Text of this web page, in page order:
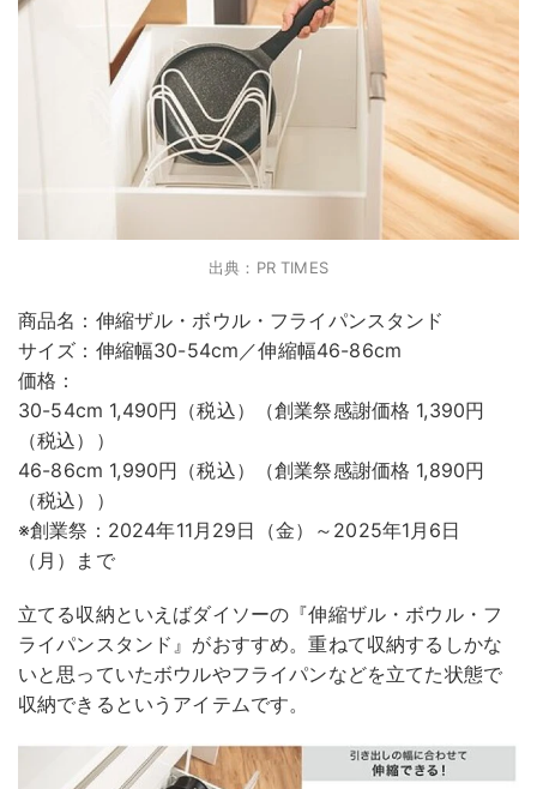
出典：PR TIMES
商品名：伸縮ザル・ボウル・フライパンスタンド
サイズ：伸縮幅30-54cm／伸縮幅46-86cm
価格：
30-54cm 1,490円（税込）（創業祭感謝価格 1,390円
（税込））
46-86cm 1,990円（税込）（創業祭感謝価格 1,890円
（税込））
※創業祭：2024年11月29日（金）～2025年1月6日
（月）まで
立てる収納といえばダイソーの『伸縮ザル・ボウル・フ
ライパンスタンド』がおすすめ。重ねて収納するしかな
いと思っていたボウルやフライパンなどを立てた状態で
収納できるというアイテムです。